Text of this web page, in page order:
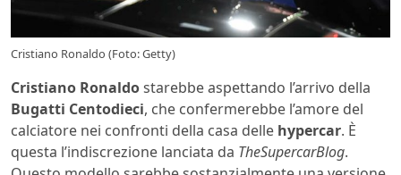
Cristiano Ronaldo (Foto: Getty)
Cristiano Ronaldostarebbe aspettando l’arrivo della
Bugatti Centodieci, che confermerebbe l’amore del
calciatore nei confronti della casa delle hypercar. È
questa l’indiscrezione lanciata da TheSupercarBlog.